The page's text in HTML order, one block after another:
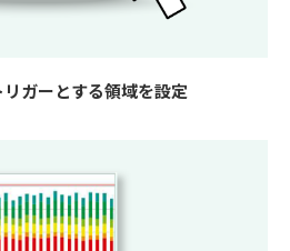
ガーとする領域を設定